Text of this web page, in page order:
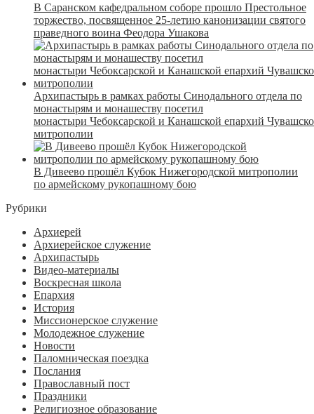
В Саранском кафедральном соборе прошло Престольное
торжество, посвященное 25-летию канонизации святого
праведного воина Феодора Ушакова
Архипастырь в рамках работы Синодального отдела по
монастырям и монашеству посетил
монастыри Чебоксарской и Канашской епархий
митрополии
В Дивеево прошёл Кубок Нижегородской митрополии
по армейскому рукопашному бою
Рубрики
Архиерей
Архиерейское служение
Архипастырь
Видео-материалы
Воскресная школа
Епархия
История
Миссионерское служение
Молодежное служение
Новости
Паломническая поездка
Послания
Православный пост
Праздники
Религиозное образование